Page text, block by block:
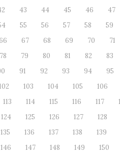
43 44 45 46 47
55 56 57 58 59
66 67 68 69 70 71
78 79 80 81 82 83
91 92 93 94 95
103 104 105 106
113 114 115 116 117
124 125 126 127 128
135 136 137 138 139
146 147 148 149 150